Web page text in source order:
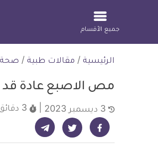
جميع الأقسام
الرئيسية / مقالات طبية / صحة
مص الاصبع عادة قد
3 دقائق
شارك على فيسبوك - ديلي ميديكال انفو شارك على تويتر - ديلي ميديكال انفو شارك على تيليجرام - ديلي ميديكال انفو